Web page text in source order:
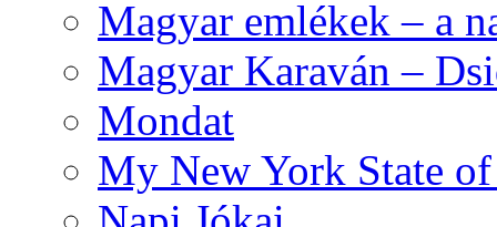
Magyar emlékek – a
Magyar Karaván –
Mondat
My New York State